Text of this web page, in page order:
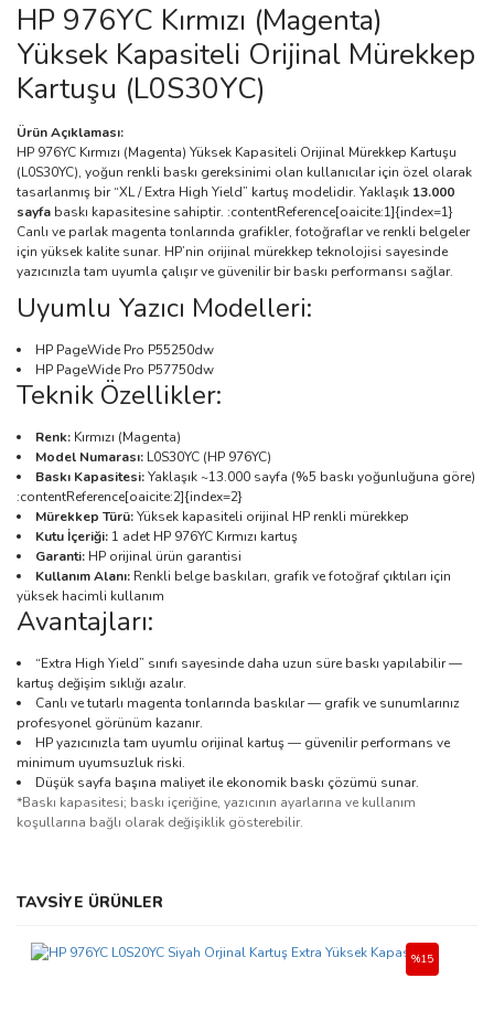
HP 976YC Kırmızı (Magenta)
Yüksek Kapasiteli Orijinal Mürekkep
Kartuşu (L0S30YC)
Ürün Açıklaması:
HP 976YC Kırmızı (Magenta) Yüksek Kapasiteli Orijinal Mürekkep Kartuşu
(L0S30YC), yoğun renkli baskı gereksinimi olan kullanıcılar için özel olarak
tasarlanmış bir “XL / Extra High Yield” kartuş modelidir. Yaklaşık 13.000
sayfa baskı kapasitesine sahiptir. :contentReference[oaicite:1]{index=1}
Canlı ve parlak magenta tonlarında grafikler, fotoğraflar ve renkli belgeler
için yüksek kalite sunar. HP’nin orijinal mürekkep teknolojisi sayesinde
yazıcınızla tam uyumla çalışır ve güvenilir bir baskı performansı sağlar.
Uyumlu Yazıcı Modelleri:
HP PageWide Pro P55250dw
HP PageWide Pro P57750dw
Teknik Özellikler:
Renk: Kırmızı (Magenta)
Model Numarası: L0S30YC (HP 976YC)
Baskı Kapasitesi:Yaklaşık ~13.000 sayfa (%5 baskı yoğunluğuna göre)
:contentReference[oaicite:2]{index=2}
Mürekkep Türü:Yüksek kapasiteli orijinal HP renkli mürekkep
Kutu İçeriği: 1 adet HP 976YC Kırmızı kartuş
Garanti: HP orijinal ürün garantisi
Kullanım Alanı: Renkli belge baskıları, grafik ve fotoğraf çıktıları için
yüksek hacimli kullanım
Avantajları:
“Extra High Yield” sınıfı sayesinde daha uzun süre baskı yapılabilir —
kartuş değişim sıklığı azalır.
Canlı ve tutarlı magenta tonlarında baskılar — grafik ve sunumlarınız
profesyonel görünüm kazanır.
HP yazıcınızla tam uyumlu orijinal kartuş — güvenilir performans ve
minimum uyumsuzluk riski.
Düşük sayfa başına maliyet ile ekonomik baskı çözümü sunar.
*Baskı kapasitesi; baskı içeriğine, yazıcının ayarlarına ve kullanım
koşullarına bağlı olarak değişiklik gösterebilir.
Bu ürünün fiyat bilgisi, resim, ürün açıklamalarında ve diğer
konularda yetersiz gördüğünüz noktaları öneri formunu kullanarak
Görüş ve önerileriniz için teşekkür ederiz.
TAVSİYE ÜRÜNLER
%15